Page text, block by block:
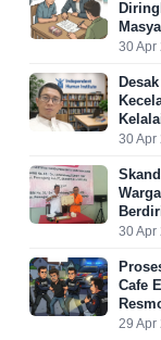
30 Apr
30 Apr
30 Apr
Cafe
29 Apr